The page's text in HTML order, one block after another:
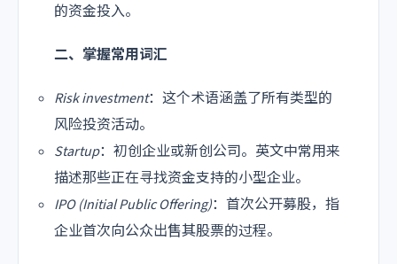
的资金投入。
二、掌握常用词汇
Risk investment：这个术语涵盖了所有类型的
风险投资活动。
Startup：初创企业或新创公司。英文中常用来
描述那些正在寻找资金支持的小型企业。
IPO (Initial Public Offering)：首次公开募股，指
企业首次向公众出售其股票的过程。